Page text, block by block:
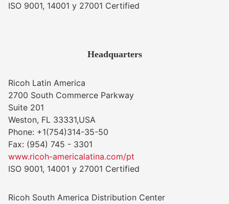
ISO 9001, 14001 y 27001 Certified
Headquarters
Ricoh Latin America
2700 South Commerce Parkway
Suite 201
Weston, FL 33331,USA
Phone: +1(754)314-35-50
Fax: (954) 745 - 3301
www.ricoh-americalatina.com/pt
ISO 9001, 14001 y 27001 Certified
Ricoh South America Distribution Center